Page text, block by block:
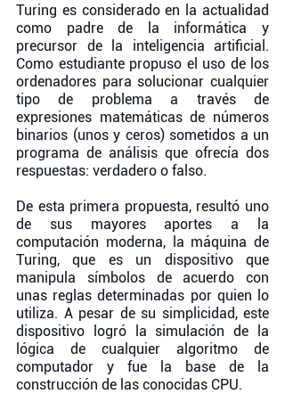
Turing es considerado en la actualidad
como padre de la informática y
precursor de la inteligencia artificial.
Como estudiante propuso el uso de los
ordenadores para solucionar cualquier
tipo de problema a través de
expresiones matemáticas de números
binarios (unos y ceros) sometidos a un
programa de análisis que ofrecía dos
respuestas: verdadero o falso.
De esta primera propuesta, resultó uno
de sus mayores aportes a la
computación moderna, la máquina de
Turing, que es un dispositivo que
manipula símbolos de acuerdo con
unas reglas determinadas por quien lo
utiliza. A pesar de su simplicidad, este
dispositivo logró la simulación de la
lógica de cualquier algoritmo de
computador y fue la base de la
construcción de las conocidas CPU.